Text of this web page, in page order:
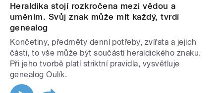
Heraldika stojí rozkročena mezi vědou a
uměním. Svůj znak může mít každý, tvrdí
genealog
Končetiny, předměty denní potřeby, zvířata a jejich
části, to vše může být součástí heraldického znaku.
Při jeho tvorbě platí striktní pravidla, vysvětluje
genealog Oulík.